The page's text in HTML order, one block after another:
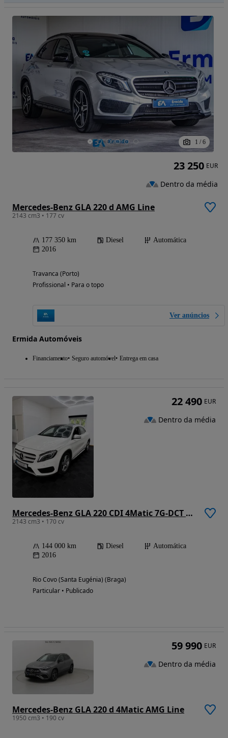
1 / 6
Mercedes-Benz GLA 220 d AMG Line
2143 cm3 • 177 cv
177 350 km Diesel
Automática
2016
Travanca (Porto)
Profissional • Para o topo
Ver anúncios
Ermida Automóveis
Financiamento Seguro automóvel Entrega em casa
23 250 EUR
Dentro da média
Mercedes-Benz GLA 220 CDI 4Matic 7G-DCT AMG Line
2143 cm3 • 170 cv
144 000 km Diesel
Automática
2016
Rio Covo (Santa Eugénia) (Braga)
Particular • Publicado
22 490 EUR
Dentro da média
Mercedes-Benz GLA 220 d 4Matic AMG Line
1950 cm3 • 190 cv
59 990 EUR
Dentro da média